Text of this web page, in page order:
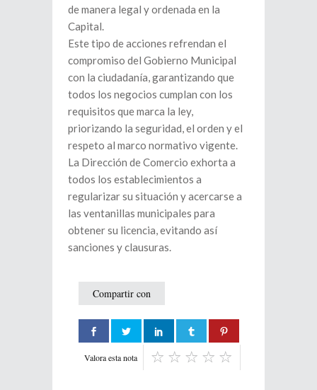
de manera legal y ordenada en la
Capital.
Este tipo de acciones refrendan el
compromiso del Gobierno Municipal
con la ciudadanía, garantizando que
todos los negocios cumplan con los
requisitos que marca la ley,
priorizando la seguridad, el orden y el
respeto al marco normativo vigente.
La Dirección de Comercio exhorta a
todos los establecimientos a
regularizar su situación y acercarse a
las ventanillas municipales para
obtener su licencia, evitando así
sanciones y clausuras.
Compartir con
Valora esta nota